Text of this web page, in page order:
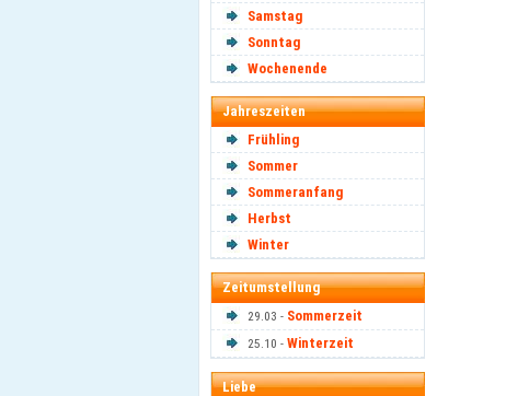
Samstag
Sonntag
Wochenende
Jahreszeiten
Frühling
Sommer
Sommeranfang
Herbst
Winter
Zeitumstellung
29.03 - Sommerzeit
25.10 - Winterzeit
Liebe